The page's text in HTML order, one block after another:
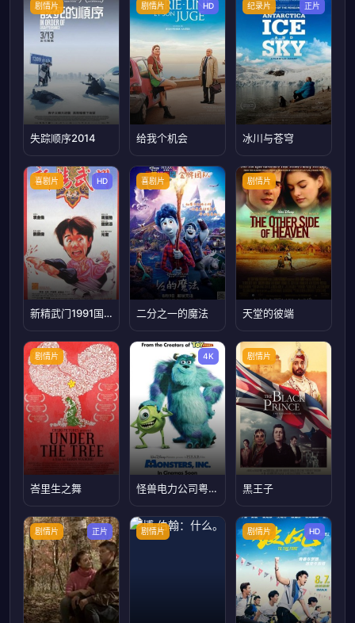
剧情片
失踪顺序2014
剧情片 HD
给我个机会
纪录片 正片
冰川与苍穹
喜剧片 HD
新精武门1991国语
喜剧片
二分之一的魔法
剧情片
天堂的彼端
剧情片
峇里生之舞
4K
怪兽电力公司粤语4K
剧情片
黑王子
剧情片 正片 剧情片 剧情片 HD